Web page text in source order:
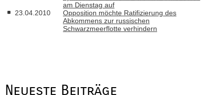
am Dienstag auf
23.04.2010
Opposition möchte Ratifizierung des
Abkommens zur russischen
Schwarzmeerflotte verhindern
Neueste Beiträge